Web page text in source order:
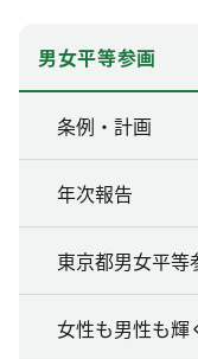
男女平等参画
条例・計画
年次報告
東京都男女平等
女性も男性も輝